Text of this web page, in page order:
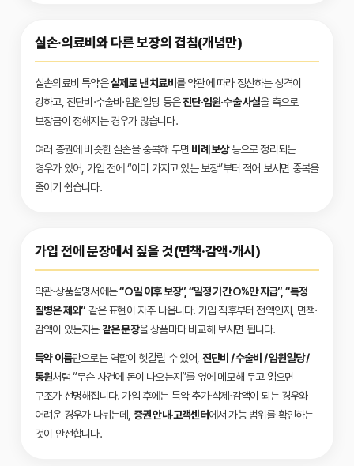
실손·의료비와 다른 보장의 겹침(개념만)
실손의료비 특약은실제로 낸 치료비 를 약관에 따라 정산하는 성격이
강하고, 진단비·수술비·입원일당 등은진단·입원·수술 사실을 축으로
보장금이 정해지는 경우가 많습니다.
여러 증권에 비슷한 실손을 중복해 두면 비례 보상등으로 정리되는
경우가 있어, 가입 전에 “이미 가지고 있는 보장”부터 적어 보시면 중복을
줄이기 쉽습니다.
가입 전에 문장에서 짚을 것(면책·감액·개시)
약관·상품설명서에는“○일 이후 보장”, “일정 기간 ○%만 지급”, “특정
질병은 제외”같은 표현이 자주 나옵니다. 가입 직후부터 전액인지, 면책·
감액이 있는지는같은 문장을 상품마다 비교해 보시면 됩니다.
특약 이름만으로는 역할이 헷갈릴 수 있어, 진단비 / 수술비 / 입원일당 /
통원처럼 “무슨 사건에 돈이 나오는지”를 옆에 메모해 두고 읽으면
구조가 선명해집니다. 가입 후에는 특약 추가·삭제·감액이 되는 경우와
어려운 경우가 나뉘는데, 증권 안내·고객센터에서 가능 범위를 확인하는
것이 안전합니다.